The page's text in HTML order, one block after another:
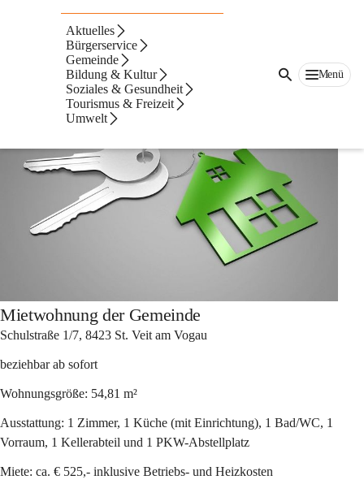
Aktuelles
Bürgerservice
Gemeinde
Bildung & Kultur
Soziales & Gesundheit
Tourismus & Freizeit
Umwelt
Menü
Freie Wohnungen
Mietwohnung der Gemeinde
Schulstraße 1/7, 8423 St. Veit am Vogau
beziehbar ab sofort
Wohnungsgröße: 54,81 m²
Ausstattung: 1 Zimmer, 1 Küche (mit Einrichtung), 1 Bad/WC, 1
Vorraum, 1 Kellerabteil und 1 PKW-Abstellplatz
Miete: ca. € 525,- inklusive Betriebs- und Heizkosten